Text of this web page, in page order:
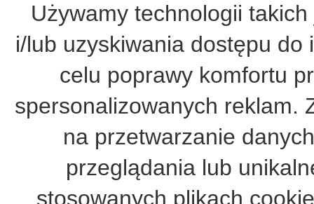
Używamy technologii
i/lub uzyskiwania dostępu
celu poprawy komfortu
spersonalizowanych reklam.
na przetwarzanie
przeglądania lub
stosowanych plikach